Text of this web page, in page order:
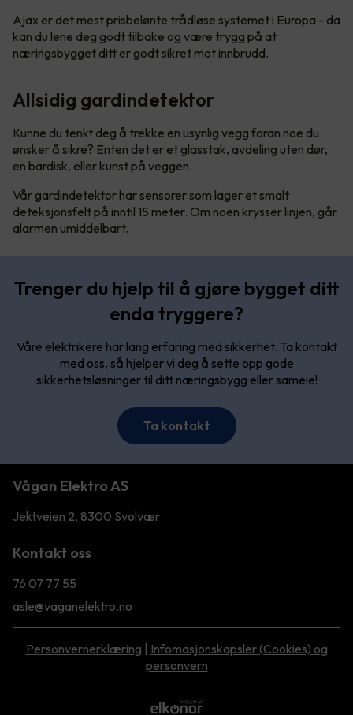
Ajax er det mest prisbelønte trådløse systemet i Europa - da
kan du lene deg godt tilbake og være trygg på at
næringsbygget ditt er godt sikret mot innbrudd.
Allsidig gardindetektor
Kunne du tenkt deg å trekke en usynlig vegg foran noe du
ønsker å sikre? Enten det er et glasstak, avdeling uten dør,
en bardisk, eller kunst på veggen.
Vår gardindetektor har sensorer som lager et smalt
deteksjonsfelt på inntil 15 meter. Om noen krysser linjen, går
alarmen umiddelbart.
Trenger du hjelp til å gjøre bygget ditt
enda tryggere?
Våre elektrikere har lang erfaring med sikkerhet. Ta kontakt
med oss, så hjelper vi deg å sette opp gode
sikkerhetsløsninger til ditt næringsbygg eller sameie!
Ta kontakt
Vågan Elektro AS
Jektveien 2, 8300 Svolvær
Kontakt oss
76 07 77 55
asle@vaganelektro.no
Personvernerklæring
Infomasjonskapsler (Cookies) og
personvern